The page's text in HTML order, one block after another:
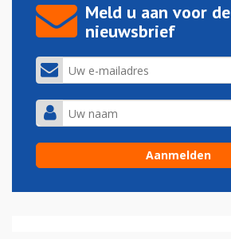
Meld u aan voor de
nieuwsbrief